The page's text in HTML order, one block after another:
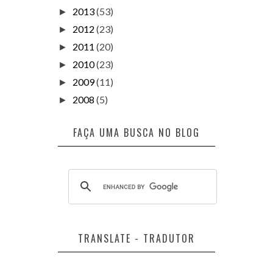
► 2013(53)
► 2012 (23)
► 2011 (20)
► 2010(23)
► 2009(11)
► 2008 (5)
FAÇA UMA BUSCA NO BLOG
TRANSLATE - TRADUTOR